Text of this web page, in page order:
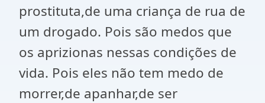
prostituta,de uma criança de rua de
um drogado. Pois são medos que
os aprizionas nessas condições de
vida. Pois eles não tem medo de
morrer,de apanhar,de ser